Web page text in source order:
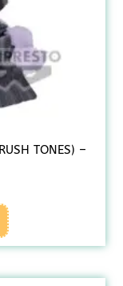
TONES) –